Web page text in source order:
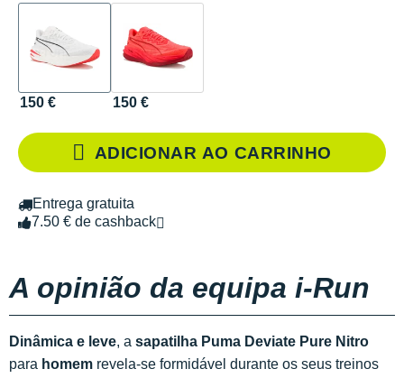
150 € 150 €
ADICIONAR AO CARRINHO
Entrega gratuita
7.50 € de cashback
A opinião da equipa i-Run
Dinâmica e leve, a sapatilha Puma Deviate Pure Nitro
para homem revela-se formidável durante os seus treinos